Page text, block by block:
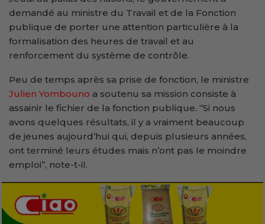
demandé au ministre du Travail et de la Fonction
publique de porter une attention particulière à la
formalisation des heures de travail et au
renforcement du système de contrôle.
Peu de temps après sa prise de fonction, le ministre
Julien Yombouno a soutenu sa mission consiste à
assainir le fichier de la fonction publique. ‘’Si nous
avons quelques résultats, il y a vraiment beaucoup
de jeunes aujourd’hui qui, depuis plusieurs années,
ont terminé leurs études mais n’ont pas le moindre
emploi’’, note-t-il.